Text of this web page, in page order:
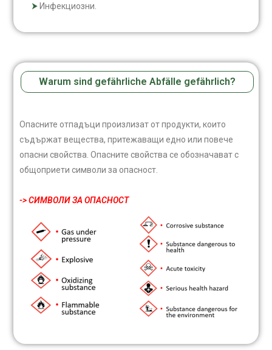
Инфекциозни.
Warum sind gefährliche Abfälle gefährlich?
Опасните отпадъци произлизат от продукти, които
съдържат вещества, притежаващи едно или повече
опасни свойства. Опасните свойства се обозначават с
общоприети символи за опасност.
-> СИМВОЛИ ЗА ОПАСНОСТ